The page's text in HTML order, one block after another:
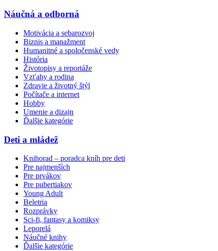
Náučná a odborná
Motivácia a sebarozvoj
Biznis a manažment
Humanitné a spoločenské vedy
História
Životopisy a reportáže
Vzťahy a rodina
Zdravie a životný štýl
Počítače a internet
Hobby
Umenie a dizajn
Ďalšie kategórie
Deti a mládež
Knihorad – poradca kníh pre deti
Pre najmenších
Pre prvákov
Pre pubertiakov
Young Adult
Beletria
Rozprávky
Sci-fi, fantasy a komiksy
Leporelá
Náučné knihy
Ďalšie kategórie